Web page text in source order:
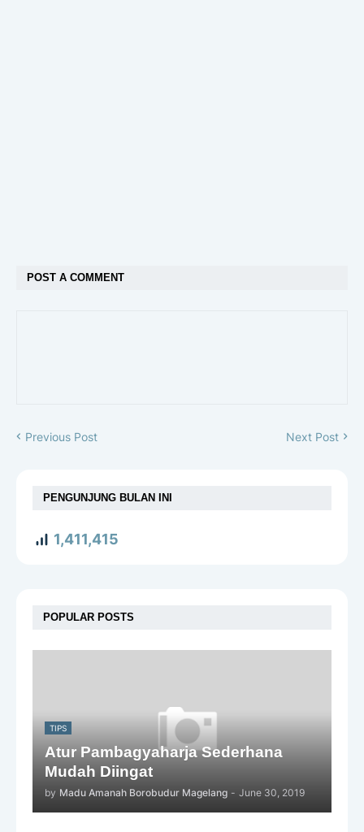
POST A COMMENT
Previous Post Next Post
PENGUNJUNG BULAN INI
1,411,415
POPULAR POSTS
TIPS
Atur Pambagyaharja Sederhana
Mudah Diingat
by Madu Amanah Borobudur Magelang - June 30, 2019